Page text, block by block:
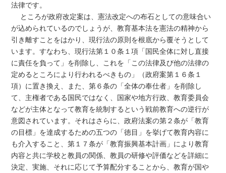
法律です。
ところが政府改定案は、憲法改定への布石としての意味合い
が込められているのでしょうが、教育基本法を憲法の精神から
引き離すことをはかり、現行法の原則を根底から覆そうとして
います。すなわち、現行法第１０条１項「国民全体に対し直接
に責任を負って」を削除し、これを「この法律及び他の法律の
定めるところにより行われるべきもの」（政府案第１６条１
項）に置き換え、また、第６条の「全体の奉仕者」を削除し
て、主権者である国民ではなく、国家や地方行政、教育委員会
などが主体となって教育を統制するという戦前教育への逆行が
意図されています。それはさらに、政府法案の第２条が「教育
の目標」を達成するための五つの「徳目」を挙げて教育内容に
も介入すること、第１７条が「教育振興基本計画」により教育
内容と共に学校と教員の関係、教員の研修や評価などを詳細に
決定、実施、それに応じて予算配分することから、教育が国や